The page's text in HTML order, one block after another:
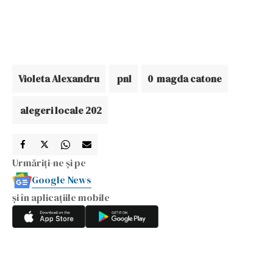
Violeta Alexandru pnl 0 magda catone
alegeri locale 202
Urmăriți-ne și pe
Google News
și în aplicațiile mobile